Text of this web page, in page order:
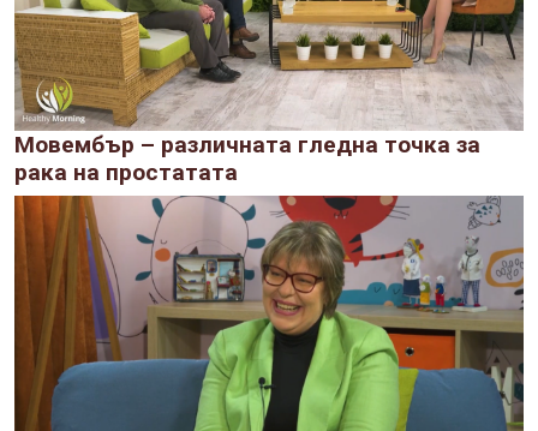
Мовембър – различната гледна точка за
рака на простатата